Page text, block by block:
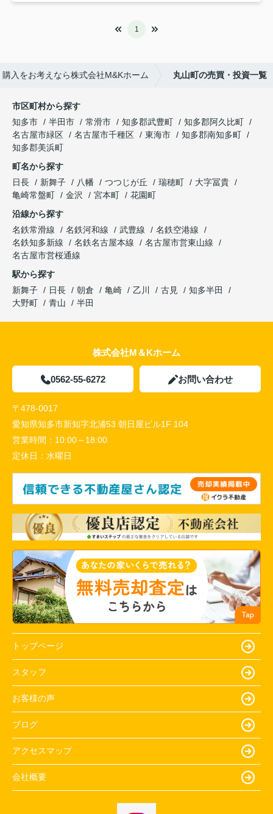
1
入をお考えなら株式会社M&Kホーム 丸山町の売買・投資一覧
市区町村から探す
知多市
半田市 常滑市 知多郡武豊町
知多郡阿久比町
名古屋市緑区
名古屋市千種区 東海市
知多郡南知多町
知多郡美浜町
町名から探す
日長
新舞子 八幡 つつじが丘 瑞穂町
大字冨貴
亀崎常盤町
金沢 宮本町
花園町
沿線から探す
名鉄常滑線
名鉄河和線 武豊線
名鉄空港線
名鉄知多新線
名鉄名古屋本線
名古屋市営東山線
名古屋市営桜通線
駅から探す
新舞子
日長 朝倉 亀崎 乙川 古見
知多半田
大野町
青山 半田
株式会社M＆Kホーム
0562-55-6272 お問い合わせ
〒478-0017
愛知県知多市新知字北浦53 朝日屋ビル1F 104
営業時間： 10:00～18:00
定休日： 水曜日
トップページ
スタッフ
お客様の声
ブログ
アクセスマップ
会社概要